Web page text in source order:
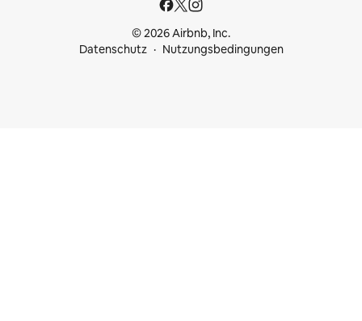
© 2026 Airbnb, Inc.
Datenschutz
Nutzungsbedingungen